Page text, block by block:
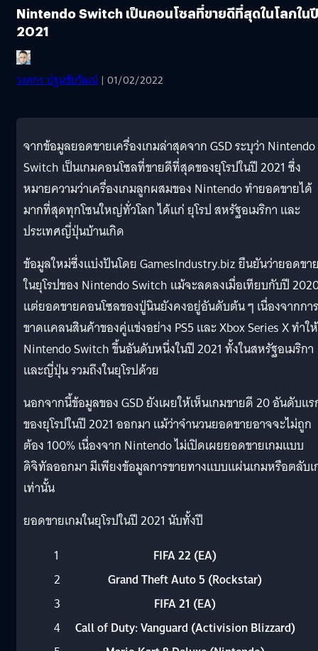
Nintendo Switch เป็นคอนโซลที่ขายดีที่สุดในโลกในปี
2021
วงศกร ปฐมชัยวัฒน์ | 01/02/2022
จากข้อมูลยอดขายเครื่องเกมล่าสุดจาก GSD ระบุว่า Nintendo
Switch เป็นเกมคอนโซลที่ขายดีที่สุดของยุโรปในปี 2021 ซึ่ง
หมายความว่าเครื่องเกมลูกผสมของ Nintendo ทำยอดขายได้
มากที่สุดทุกโซนใหญ่ทั่วโลก ได้แก่ ยุโรป สหรัฐอเมริกา และ
ประเทศญี่ปุ่นบ้านเกิด
ข้อมูลใหม่ซึ่งแบ่งปันโดย GamesIndustry.biz ยืนยันว่ายอดขา
ในยุโรปของ Nintendo Switch แม้จะลดลงเมื่อเทียบกับปี
แต่ยอดขายคอนโซลของปู่นินยังคงอยู่อันดับต้น ๆ เนื่องจากการ
ขาดแคลนสินค้าของคู่แข่งอย่าง PS5 และ Xbox Series X ทำให้
Nintendo Switch ขึ้นอันดับหนึ่งในปี 2021 ทั้งในสหรัฐอเมริกา
และญี่ปุ่น รวมถึงในยุโรปด้วย
นอกจากนี้ข้อมูลของ GSD ยังเผยให้เห็นเกมขายดี 20 อันดับแ
ของยุโรปในปี 2021 ออกมา แม้ว่าจำนวนยอดขายอาจจะไม่ถูก
ต้อง 100% เนื่องจาก Nintendo ไม่เปิดเผยยอดขายเกมแบบ
ดิจิทัลออกมา มีเพียงข้อมูลการขายทางแบบแผ่นเกมหรือตลับ
เท่านั้น
ยอดขายเกมในยุโรปในปี 2021 นับทั้งปี
1
FIFA 22 (EA)
2
Grand Theft Auto 5 (Rockstar)
3
FIFA 21 (EA)
4
Call of Duty: Vanguard (Activision Blizzard)